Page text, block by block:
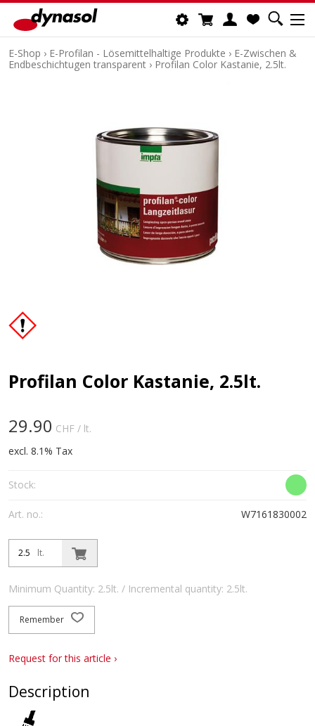
E-Shop › E-Profilan - Lösemittelhaltige Produkte › E-Zwischen &
Endbeschichtugen transparent › Profilan Color Kastanie, 2.5lt.
Profilan Color Kastanie, 2.5lt.
29.90 CHF / lt.
excl. 8.1% Tax
Stock:
Art. no.: W7161830002
lt.
Minimum Quantity: 2.5lt. / Incremental quantity: 2.5lt.
Remember
Request for this article ›
Description